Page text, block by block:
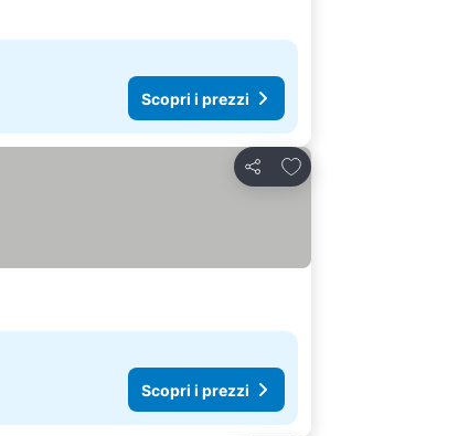
Scopri i prezzi
Condividi
Aggiungi ai preferiti
Scopri i prezzi